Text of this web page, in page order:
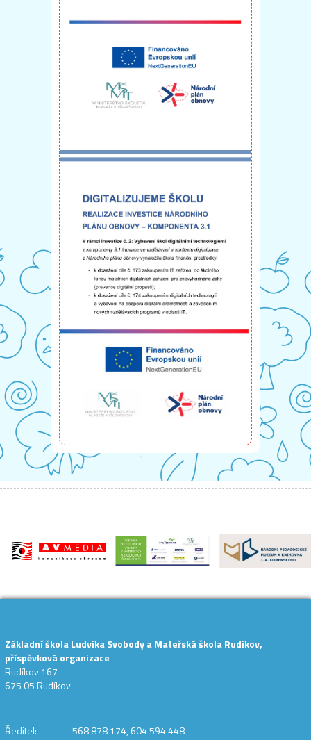
Základní škola Ludvíka Svobody a Mateřská škola Rudíkov,
příspěvková organizace
Rudíkov 167
675 05 Rudíkov
Ředitel: 568 878 174, 604 594 448